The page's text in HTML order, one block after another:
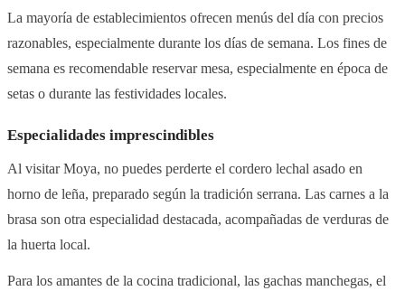
La mayoría de establecimientos ofrecen menús del día con precios
razonables, especialmente durante los días de semana. Los fines de
semana es recomendable reservar mesa, especialmente en época de
setas o durante las festividades locales.
Especialidades imprescindibles
Al visitar Moya, no puedes perderte el cordero lechal asado en
horno de leña, preparado según la tradición serrana. Las carnes a la
brasa son otra especialidad destacada, acompañadas de verduras de
la huerta local.
Para los amantes de la cocina tradicional, las gachas manchegas, el